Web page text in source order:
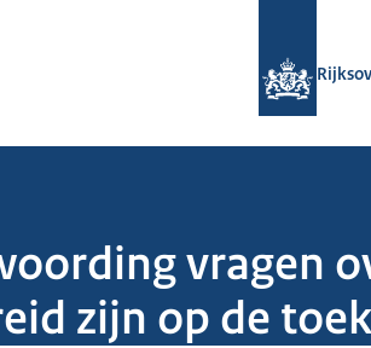
vragen
zijn op de